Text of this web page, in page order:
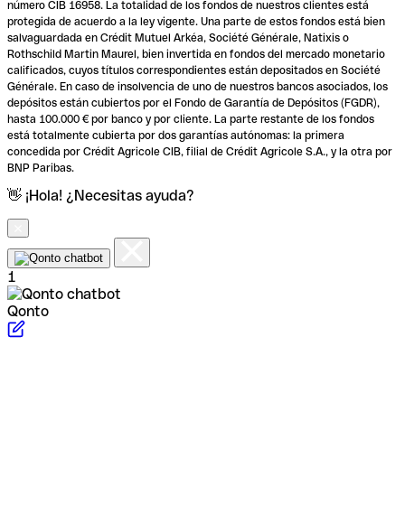
número CIB 16958. La totalidad de los fondos de nuestros clientes está
protegida de acuerdo a la ley vigente. Una parte de estos fondos está bien
salvaguardada en Crédit Mutuel Arkéa, Société Générale, Natixis o
Rothschild Martin Maurel, bien invertida en fondos del mercado monetario
calificados, cuyos títulos correspondientes están depositados en Société
Générale. En caso de insolvencia de uno de nuestros bancos asociados, los
depósitos están cubiertos por el Fondo de Garantía de Depósitos (FGDR),
hasta 100.000 € por banco y por cliente. La parte restante de los fondos
está totalmente cubierta por dos garantías autónomas: la primera
concedida por Crédit Agricole CIB, filial de Crédit Agricole S.A., y la otra por
BNP Paribas.
👋 ¡Hola! ¿Necesitas ayuda?
1
Qonto